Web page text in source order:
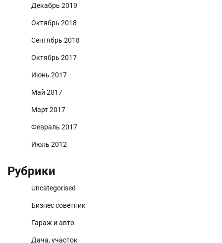
Декабрь 2019
Октябрь 2018
Сентябрь 2018
Октябрь 2017
Июнь 2017
Май 2017
Март 2017
Февраль 2017
Июль 2012
Рубрики
Uncategorised
Бизнес советник
Гараж и авто
Дача, участок